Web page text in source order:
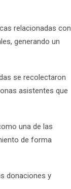
relacionadas con
generando un
se recolectaron
asistentes que
una de las
de forma
donaciones y